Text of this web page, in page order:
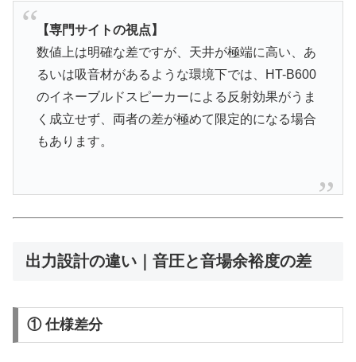
【専門サイトの視点】
数値上は明確な差ですが、天井が極端に高い、あ
るいは吸音材があるような環境下では、HT-B600
のイネーブルドスピーカーによる反射効果がうま
く成立せず、両者の差が極めて限定的になる場合
もあります。
出力設計の違い｜音圧と音場余裕度の差
① 仕様差分